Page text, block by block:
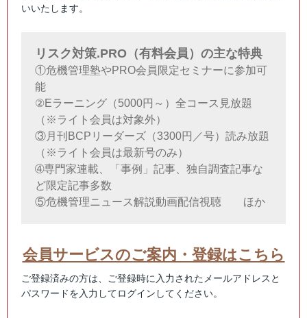
いいたします。
リスク対策.PRO（有料会員）の主な特典
①危機管理塾やPRO会員限定セミナーに参加可
能
②Eラーニング（5000円～）全コース見放題
（※ライト会員は対象外）
③月刊BCPリーダーズ（3300円／号）読み放題
（※ライト会員は最新号のみ）
➃専門家連載、「事例」記事、独自調査記事な
ど限定記事多数
⑤危機管理ニュース解説動画配信視聴 ほか
会員サービスのご案内・登録はこちら
ご登録済みの方は、ご登録時に入力されたメールアドレスと
パスワードを入力してログインしてください。